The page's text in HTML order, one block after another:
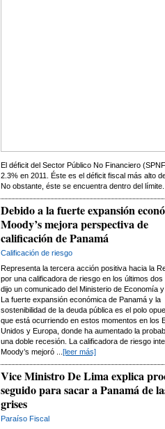
El déficit del Sector Público No Financiero
2.3% en 2011. Éste es el déficit fiscal más alto
No obstante, éste se encuentra dentro del
Debido a la fuerte expansión
Moody’s mejora perspectiva de
calificación de Panamá
Calificación de riesgo
Representa la tercera acción positiva hacia la
por una calificadora de riesgo en los últimos dos
dijo un comunicado del Ministerio de Economía
La fuerte expansión económica de Panamá y la
sostenibilidad de la deuda pública es el polo
que está ocurriendo en estos momentos en los
Unidos y Europa, donde ha aumentado la
una doble recesión. La calificadora de riesgo
Moody’s mejoró ... [leer más]
Vice Ministro De Lima explica
seguido para sacar a Panamá de
grises
Paraíso Fiscal